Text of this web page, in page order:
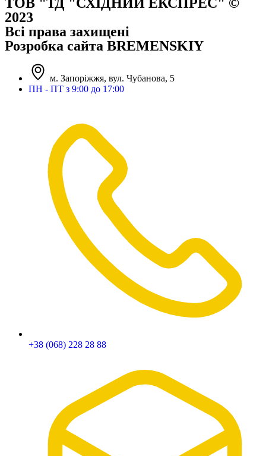
2023
Всі права захищені
Розробка сайта BREMENSKIY
м. Запоріжжя, вул. Чубанова, 5
ПН - ПТ з 9:00 до 17:00
+38 (068) 228 28 88